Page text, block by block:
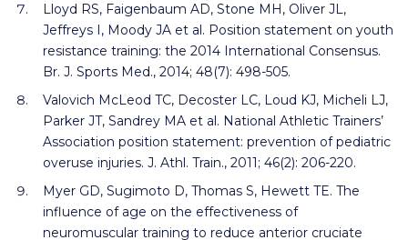
Lloyd RS, Faigenbaum AD, Stone MH, Oliver JL,
Jeffreys I, Moody JA et al. Position statement on youth
resistance training: the 2014 International Consensus.
Br. J. Sports Med., 2014; 48(7): 498-505.
Valovich McLeod TC, Decoster LC, Loud KJ, Micheli LJ,
Parker JT, Sandrey MA et al. National Athletic Trainers’
Association position statement: prevention of pediatric
overuse injuries. J. Athl. Train., 2011; 46(2): 206-220.
Myer GD, Sugimoto D, Thomas S, Hewett TE. The
influence of age on the effectiveness of
neuromuscular training to reduce anterior cruciate